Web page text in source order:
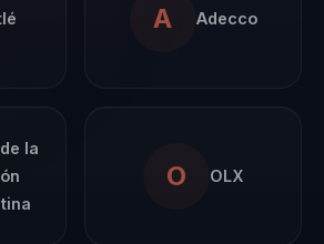
A Adecco
la
O OLX